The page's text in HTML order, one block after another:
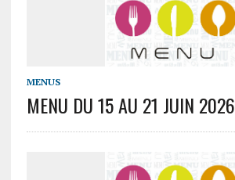
MENUS
MENU DU 15 AU 21 JUIN 2026